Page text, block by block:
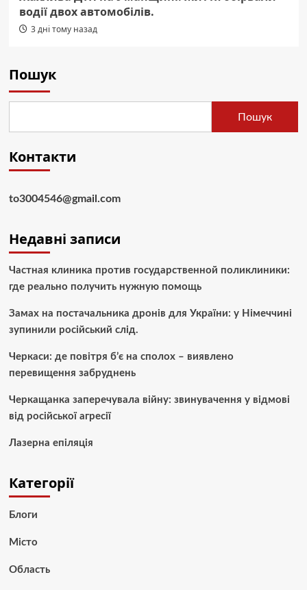
водії двох автомобілів.
3 дні тому назад
Пошук
Пошук
Контакти
to3004546@gmail.com
Недавні записи
Частная клиника против государственной поликлиники:
где реально получить нужную помощь
Замах на постачальника дронів для України: у Німеччині
зупинили російський слід.
Черкаси: де повітря б’є на сполох – виявлено
перевищення забруднень
Черкащанка заперечувала війну: звинувачення у відмові
від російської агресії
Лазерна епіляція
Категорії
Блоги
Місто
Область